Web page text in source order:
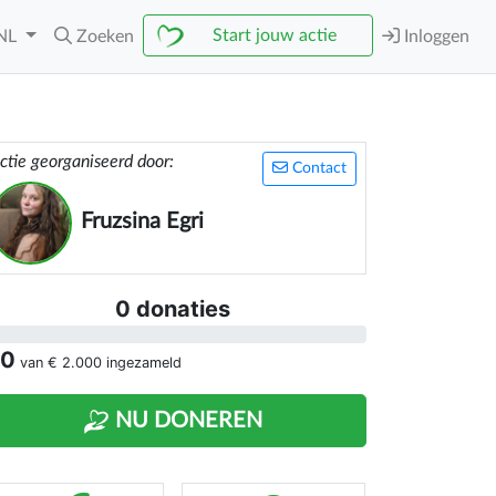
Zoeken Start jouw actie Inloggen
Contact
georganiseerd door:
Fruzsina Egri
0 donaties
van € 2.000 ingezameld
NU DONEREN